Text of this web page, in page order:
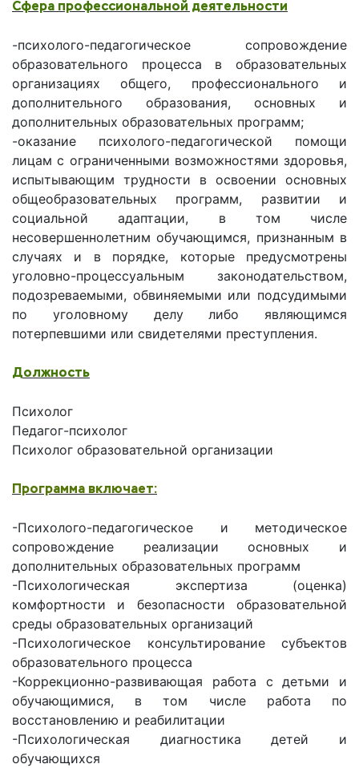
Сфера профессиональной деятельности
-психолого-педагогическое сопровождение
образовательного процесса в образовательных
организациях общего, профессионального и
дополнительного образования, основных и
дополнительных образовательных программ;
-оказание психолого-педагогической помощи
лицам с ограниченными возможностями здоровья,
испытывающим трудности в освоении основных
общеобразовательных программ, развитии и
социальной адаптации, в том числе
несовершеннолетним обучающимся, признанным в
случаях и в порядке, которые предусмотрены
уголовно-процессуальным законодательством,
подозреваемыми, обвиняемыми или подсудимыми
по уголовному делу либо являющимся
потерпевшими или свидетелями преступления.
Должность
Психолог
Педагог-психолог
Психолог образовательной организации
Программа включает:
-Психолого-педагогическое и методическое
сопровождение реализации основных и
дополнительных образовательных программ
-Психологическая экспертиза (оценка)
комфортности и безопасности образовательной
среды образовательных организаций
-Психологическое консультирование субъектов
образовательного процесса
-Коррекционно-развивающая работа с детьми и
обучающимися, в том числе работа по
восстановлению и реабилитации
-Психологическая диагностика детей и
обучающихся